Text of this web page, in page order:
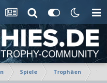
Spiele Trophäen